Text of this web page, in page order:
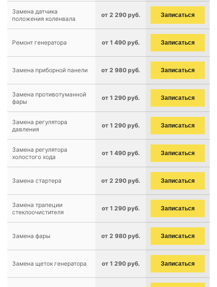
Замена датчика
положения коленвала
от 2 290 руб. Записаться
Ремонт генератора от 1 490 руб. Записаться
Замена приборной панели от 2 980 руб. Записаться
Замена противотуманной
фары
от 1 290 руб. Записаться
Замена регулятора
давления
от 1 290 руб. Записаться
Замена регулятора
холостого хода
от 1 490 руб. Записаться
Замена стартера от 2 290 руб. Записаться
Замена трапеции
стеклоочистителя
от 1 290 руб. Записаться
Замена фары от 2 980 руб. Записаться
Замена щеток генератора от 1 290 руб. Записаться